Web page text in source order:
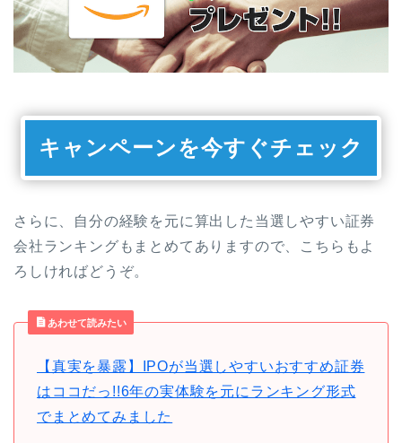
キャンペーンを今すぐチェック
さらに、自分の経験を元に算出した当選しやすい証券
会社ランキングもまとめてありますので、こちらもよ
ろしければどうぞ。
あわせて読みたい
【真実を暴露】IPOが当選しやすいおすすめ証券
はココだっ!!6年の実体験を元にランキング形式
でまとめてみました